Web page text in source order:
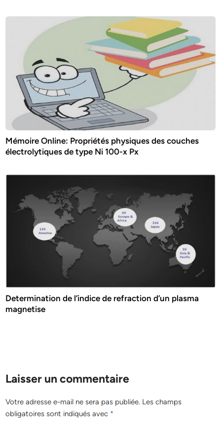
Mémoire Online: Propriétés physiques des couches
électrolytiques de type Ni 100-x Px
Determination de l’indice de refraction d’un plasma
magnetise
Laisser un commentaire
Votre adresse e-mail ne sera pas publiée. Les champs
obligatoires sont indiqués avec *